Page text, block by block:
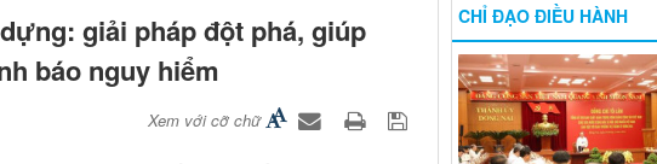
giải pháp đột phá, giúp
báo nguy hiểm
Xem với cỡ chữ
CHỈ ĐẠO ĐIỀU HÀNH